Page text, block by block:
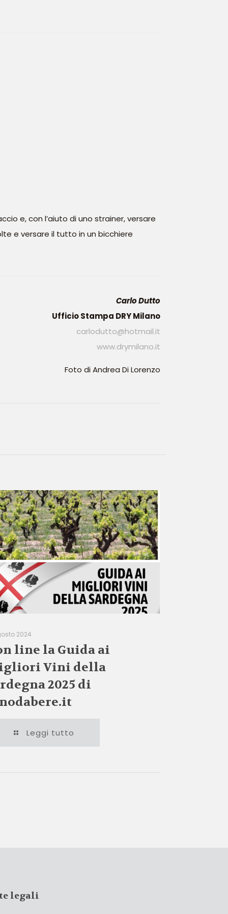
e, con l’aiuto di uno strainer, versare
e versare il tutto in un bicchiere
Carlo Dutto
Ufficio Stampa DRY Milano
carlodutto@hotmail.it
www.drymilano.it
Foto di Andrea Di Lorenzo
2024
line la Guida ai
Vini della
2025 di
Leggi tutto
legali